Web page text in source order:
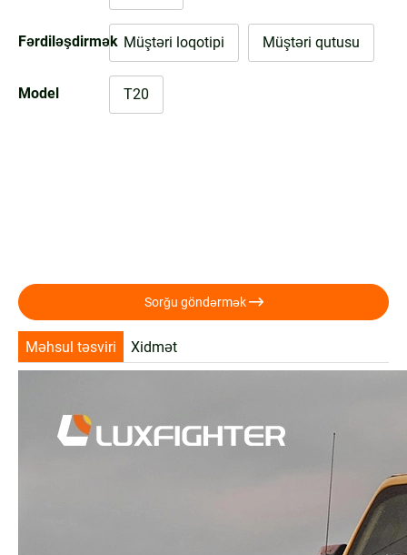
Fərdiləşdirmək Müştəri loqotipi Müştəri qutusu
Model T20
Sorğu göndərmək
Məhsul təsviri Xidmət